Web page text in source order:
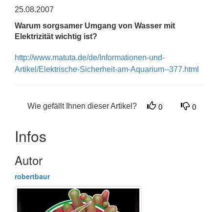
25.08.2007
Warum sorgsamer Umgang von Wasser mit
Elektrizität wichtig ist?
http://www.matuta.de/de/Informationen-und-
Artikel/Elektrische-Sicherheit-am-Aquarium--377.html
Wie gefällt Ihnen dieser Artikel? 0 0
Infos
Autor
robertbaur